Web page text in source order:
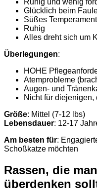
Ruhig und wenig
Glücklich beim
Süßes Temperament
Ruhig
Alles dreht sich um
Überlegungen:
HOHE
Atemprobleme
Augen- und
Nicht für
Größe: Mittel (7-12 lbs)
Lebensdauer: 12-17
Am besten für:
Schoßkatze möchten
Rassen, die
überdenken